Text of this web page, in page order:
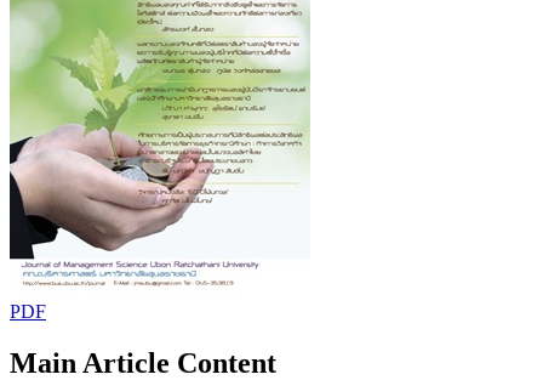
PDF
Main Article Content